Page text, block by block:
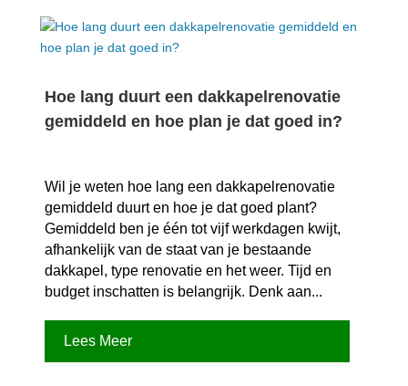
Hoe lang duurt een dakkapelrenovatie
gemiddeld en hoe plan je dat goed in?
Wil je weten hoe lang een dakkapelrenovatie
gemiddeld duurt en hoe je dat goed plant?
Gemiddeld ben je één tot vijf werkdagen kwijt,
afhankelijk van de staat van je bestaande
dakkapel, type renovatie en het weer.​ Tijd en
budget inschatten is belangrijk.​ Denk aan...
Lees Meer